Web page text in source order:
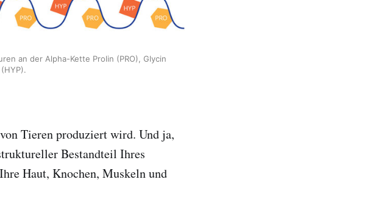
an der Alpha-Kette Prolin (PRO), Glycin
Tieren produziert wird. Und ja,
Bestandteil Ihres
Haut, Knochen, Muskeln und